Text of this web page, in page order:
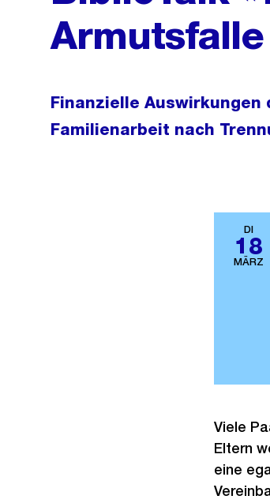
Finanzielle
Familienarbeit nach
DI
18
MÄRZ
Viele
Eltern
eine